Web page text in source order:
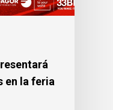
en la feria